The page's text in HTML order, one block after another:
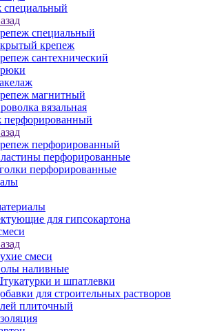
специальный
специальный
крепеж
сантехнический
магнитный
вязальная
перфорированный
перфорированный
перфорированные
перфорированные
для гипсокартона
смеси
наливные
и шпатлевки
для строительных растворов
плиточный